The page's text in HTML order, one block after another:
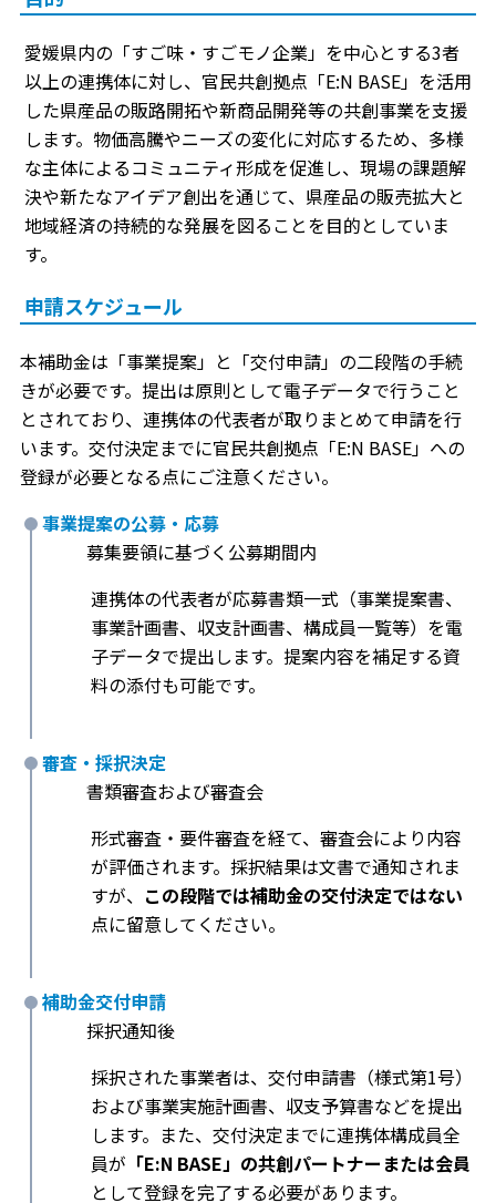
愛媛県内の「すご味・すごモノ企業」を中心とする3者
以上の連携体に対し、官民共創拠点「E:N BASE」を活用
した県産品の販路開拓や新商品開発等の共創事業を支援
します。物価高騰やニーズの変化に対応するため、多様
な主体によるコミュニティ形成を促進し、現場の課題解
決や新たなアイデア創出を通じて、県産品の販売拡大と
地域経済の持続的な発展を図ることを目的としていま
す。
申請スケジュール
本補助金は「事業提案」と「交付申請」の二段階の手続
きが必要です。提出は原則として電子データで行うこと
とされており、連携体の代表者が取りまとめて申請を行
います。交付決定までに官民共創拠点「E:N BASE」への
登録が必要となる点にご注意ください。
事業提案の公募・応募
募集要領に基づく公募期間内
連携体の代表者が応募書類一式（事業提案書、
事業計画書、収支計画書、構成員一覧等）を電
子データで提出します。提案内容を補足する資
料の添付も可能です。
審査・採択決定
書類審査および審査会
形式審査・要件審査を経て、審査会により内容
が評価されます。採択結果は文書で通知されま
すが、 この段階では補助金の交付決定ではない
点に留意してください。
補助金交付申請
採択通知後
採択された事業者は、交付申請書（様式第1号）
および事業実施計画書、収支予算書などを提出
します。また、交付決定までに連携体構成員全
員が 「E:N BASE」の共創パートナーまたは会員
として登録を完了する必要があります。